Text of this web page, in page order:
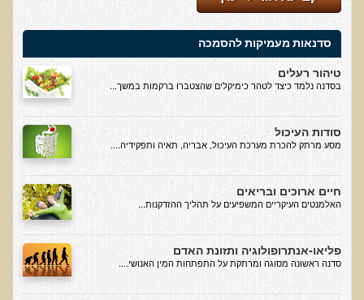
למה חשוב להיות טבעוני בריא?
שומן מעופש
חומצה אוקסלית
צ'יה והמפ
שומות ודבלולי עור והקשר להרעלה ומצבים רגשיים
דבלולי עור והקשר למצב ההורמונלי והנוירולוגי
הורמונים ביו זהים
ראיון בנושא הנדסה גנטית
הדגמות ודוגמאות לנגעי עור שונים
הקשר בין יובש בעור וחרדות לגידולי עור - שתי עדויות מקרה
סדנאות מעמיקות להסמכה
טיהור רעלים
בסדנה נלמד כיצד לטהר כימיקלים שהצטברו ברקמות במשך...
סודות העיכול
מסע מרתק להכרת מערכת העיכול, אבריה, תאיה ותפקידיה....
חיים ארוכים ובריאים
האלמנטים העיקריים המשפיעים על תהליך ההזדקנות...
פליאו-אנתרופולוגיה ותזונת האדם
סדנה ראשונה מסוגה ומרתקת על התפתחות המין האנושי....